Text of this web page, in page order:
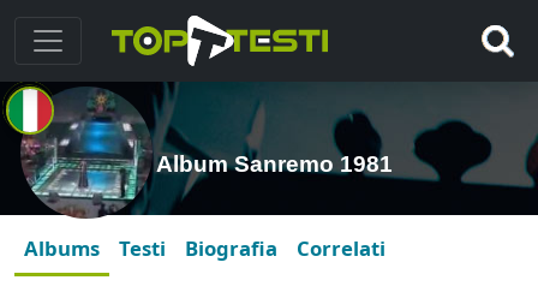
Album Sanremo 1981
Albums Testi Biografia Correlati